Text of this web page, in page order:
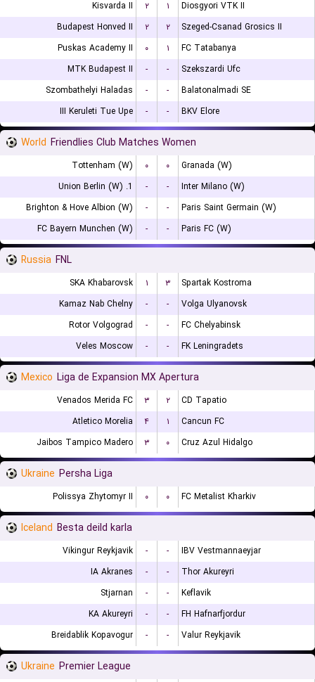
Kisvarda II ۲ ۱
Diosgyori VTK II
Budapest Honved II
۲ ۲
Szeged-Csanad Grosics II
Puskas Academy II
۰ ۱
FC Tatabanya
MTK Budapest II
- -
Szekszardi Ufc
Szombathelyi Haladas
- -
Balatonalmadi SE
III Keruleti Tue Upe
- - BKV Elore
World Friendlies Club Matches Women
Tottenham (W) ۰ ۰
Granada (W)
1. Union Berlin (W)
- -
Inter Milano (W)
Brighton & Hove Albion (W)
- -
Paris Saint Germain (W)
FC Bayern Munchen (W)
- - Paris FC (W)
Russia FNL
SKA Khabarovsk ۱ ۳
Spartak Kostroma
Kamaz Nab Chelny
- -
Volga Ulyanovsk
Rotor Volgograd
- -
FC Chelyabinsk
Veles Moscow
- - FK Leningradets
Mexico Liga de Expansion MX Apertura
Venados Merida FC ۳ ۲
CD Tapatio
Atletico Morelia
۴ ۱
Cancun FC
Jaibos Tampico Madero
۳ ۰ Cruz Azul Hidalgo
Ukraine Persha Liga
Polissya Zhytomyr II ۰ ۰ FC Metalist Kharkiv
Iceland Besta deild karla
Vikingur Reykjavik - -
IBV Vestmannaeyjar
IA Akranes
- -
Thor Akureyri
Stjarnan
- -
Keflavik
KA Akureyri
- -
FH Hafnarfjordur
Breidablik Kopavogur
- - Valur Reykjavik
Ukraine Premier League